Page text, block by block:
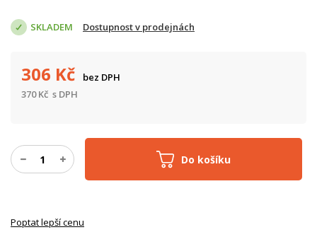
SKLADEM Dostupnost v prodejnách
Do košíku
306 Kč
bez DPH
370Kč s DPH
Poptat lepší cenu